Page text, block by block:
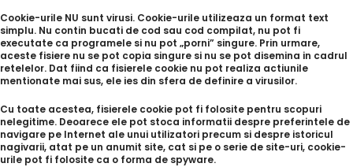
Cookie-urile NU sunt virusi. Cookie-urile utilizeaza un format text
simplu. Nu contin bucati de cod sau cod compilat, nu pot fi
executate ca programele si nu pot „porni” singure. Prin urmare,
aceste fisiere nu se pot copia singure si nu se pot disemina in cadrul
retelelor. Dat fiind ca fisierele cookie nu pot realiza actiunile
mentionate mai sus, ele ies din sfera de definire a virusilor.
Cu toate acestea, fisierele cookie pot fi folosite pentru scopuri
nelegitime. Deoarece ele pot stoca informatii despre preferintele de
navigare pe Internet ale unui utilizatori precum si despre istoricul
nagivarii, atat pe un anumit site, cat si pe o serie de site-uri, cookie-
urile pot fi folosite ca o forma de spyware.